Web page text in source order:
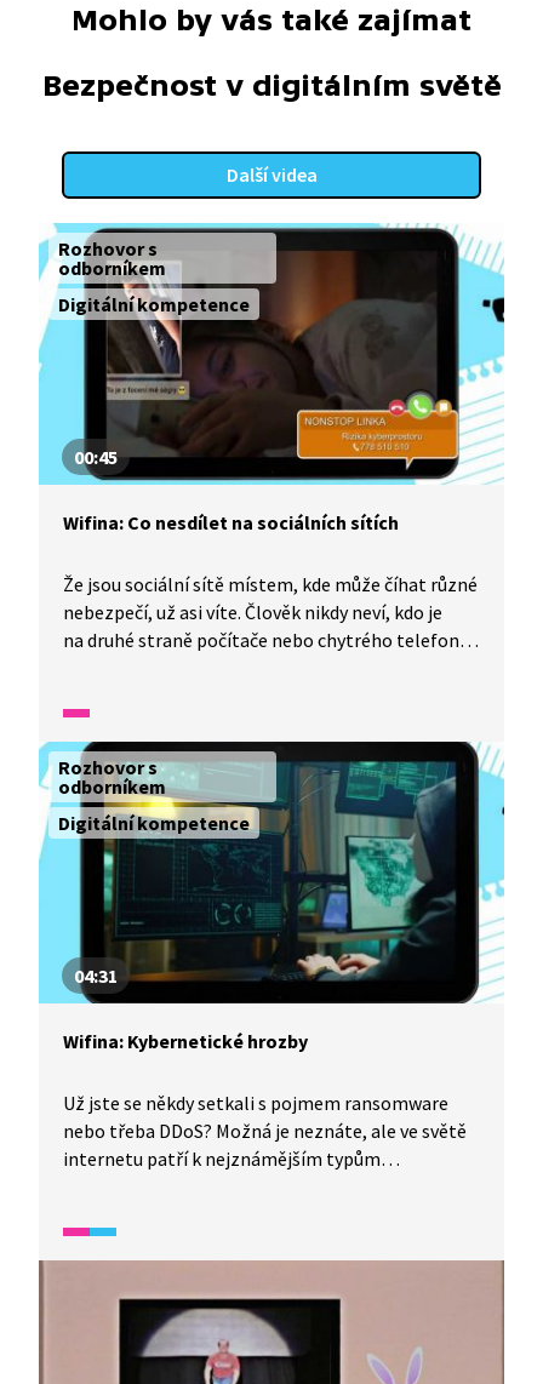
Mohlo by vás také zajímat
Bezpečnost v digitálním světě
Další videa
Rozhovor s
odborníkem
Digitální kompetence
00:45
Wifina: Co nesdílet na sociálních sítích
Že jsou sociální sítě místem, kde může číhat různé
nebezpečí, už asi víte. Člověk nikdy neví, kdo je
na druhé straně počítače nebo chytrého telefonu,
která je ředitelkou dětského krizového centra.
Rozhovor s
odborníkem
Digitální kompetence
04:31
Wifina: Kybernetické hrozby
Už jste se někdy setkali s pojmem ransomware
nebo třeba DDoS? Možná je neznáte, ale ve světě
internetu patří k nejznámějším typům
a jaké další hrozby mohou číhat v kyberprostoru?
z Národního ústavu pro kybernetickou
a informační bezpečnost.